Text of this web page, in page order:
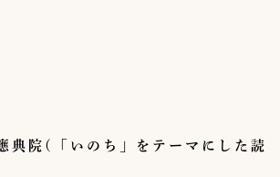
典院(「いのち」をテーマにした読